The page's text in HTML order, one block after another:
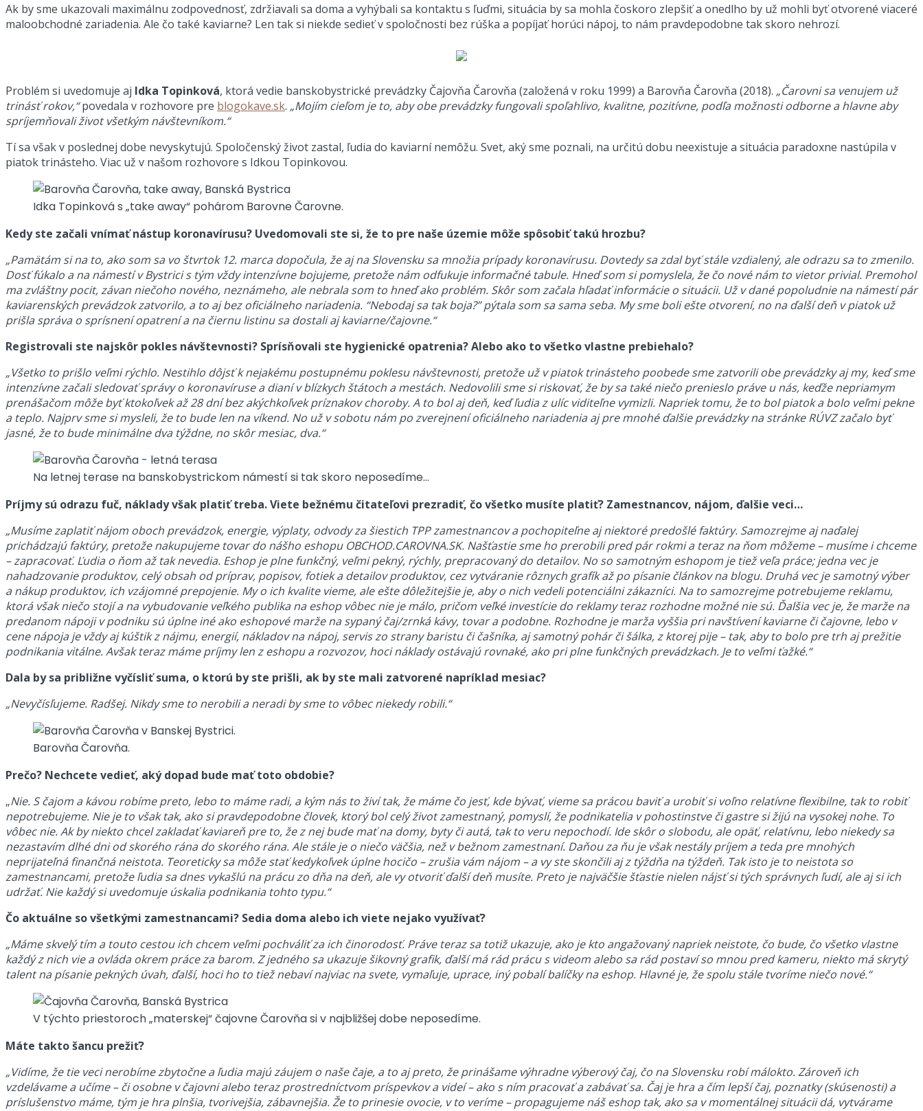
Ak by sme ukazovali maximálnu zodpovednosť, zdržiavali sa doma a vyhýbali sa kontaktu s ľuďmi, situácia by sa mohla čoskoro zlepšiť a onedlho by už mohli byť otvorené viaceré
maloobchodné zariadenia. Ale čo také kaviarne? Len tak si niekde sedieť v spoločnosti bez rúška a popíjať horúci nápoj, to nám pravdepodobne tak skoro nehrozí.
Problém si uvedomuje aj Idka Topinková, ktorá vedie banskobystrické prevádzky Čajovňa Čarovňa (založená v roku 1999) a Barovňa Čarovňa (2018). „Čarovni sa venujem už
trinásť rokov,“povedala v rozhovore pre blogokave.sk. „Mojím cieľom je to, aby obe prevádzky fungovali spoľahlivo, kvalitne, pozitívne, podľa možnosti odborne a hlavne aby
spríjemňovali život všetkým návštevníkom.“
Tí sa však v poslednej dobe nevyskytujú. Spoločenský život zastal, ľudia do kaviarní nemôžu. Svet, aký sme poznali, na určitú dobu neexistuje a situácia paradoxne nastúpila v
piatok trinásteho. Viac už v našom rozhovore s Idkou Topinkovou.
Idka Topinková s „take away“ pohárom Barovne Čarovne.
Kedy ste začali vnímať nástup koronavírusu? Uvedomovali ste si, že to pre naše územie môže spôsobiť takú hrozbu?
„Pamätám si na to, ako som sa vo štvrtok 12. marca dopočula, že aj na Slovensku sa množia prípady koronavírusu. Dovtedy sa zdal byť stále vzdialený, ale odrazu sa to zmenilo.
Dosť fúkalo a na námestí v Bystrici s tým vždy intenzívne bojujeme, pretože nám odfukuje informačné tabule. Hneď som si pomyslela, že čo nové nám to vietor privial. Premohol
ma zvláštny pocit, závan niečoho nového, neznámeho, ale nebrala som to hneď ako problém. Skôr som začala hľadať informácie o situácii. Už v dané popoludnie na námestí pár
kaviarenských prevádzok zatvorilo, a to aj bez oficiálneho nariadenia. “Nebodaj sa tak boja?” pýtala som sa sama seba. My sme boli ešte otvorení, no na ďalší deň v piatok už
prišla správa o sprísnení opatrení a na čiernu listinu sa dostali aj kaviarne/čajovne.“
Registrovali ste najskôr pokles návštevnosti? Sprísňovali ste hygienické opatrenia? Alebo ako to všetko vlastne prebiehalo?
„Všetko to prišlo veľmi rýchlo. Nestihlo dôjsť k nejakému postupnému poklesu návštevnosti, pretože už v piatok trinásteho poobede sme zatvorili obe prevádzky aj my, keď sme
intenzívne začali sledovať správy o koronavíruse a dianí v blízkych štátoch a mestách. Nedovolili sme si riskovať, že by sa také niečo prenieslo práve u nás, keďže nepriamym
prenášačom môže byť ktokoľvek až 28 dní bez akýchkoľvek príznakov choroby. A to bol aj deň, keď ľudia z ulíc viditeľne vymizli. Napriek tomu, že to bol piatok a bolo veľmi pekne
a teplo. Najprv sme si mysleli, že to bude len na víkend. No už v sobotu nám po zverejnení oficiálneho nariadenia aj pre mnohé ďalšie prevádzky na stránke RÚVZ začalo byť
jasné, že to bude minimálne dva týždne, no skôr mesiac, dva.“
Na letnej terase na banskobystrickom námestí si tak skoro neposedíme…
Príjmy sú odrazu fuč, náklady však platiť treba. Viete bežnému čitateľovi prezradiť, čo všetko musíte platiť? Zamestnancov, nájom, ďalšie veci…
„Musíme zaplatiť nájom oboch prevádzok, energie, výplaty, odvody za šiestich TPP zamestnancov a pochopiteľne aj niektoré predošlé faktúry. Samozrejme aj naďalej
prichádzajú faktúry, pretože nakupujeme tovar do nášho eshopu OBCHOD.CAROVNA.SK. Našťastie sme ho prerobili pred pár rokmi a teraz na ňom môžeme – musíme i chceme
– zapracovať. Ľudia o ňom až tak nevedia. Eshop je plne funkčný, veľmi pekný, rýchly, prepracovaný do detailov. No so samotným eshopom je tiež veľa práce; jedna vec je
nahadzovanie produktov, celý obsah od príprav, popisov, fotiek a detailov produktov, cez vytváranie rôznych grafík až po písanie článkov na blogu. Druhá vec je samotný výber
a nákup produktov, ich vzájomné prepojenie. My o ich kvalite vieme, ale ešte dôležitejšie je, aby o nich vedeli potenciálni zákazníci. Na to samozrejme potrebujeme reklamu,
ktorá však niečo stojí a na vybudovanie veľkého publika na eshop vôbec nie je málo, pričom veľké investície do reklamy teraz rozhodne možné nie sú. Ďalšia vec je, že marže na
predanom nápoji v podniku sú úplne iné ako eshopové marže na sypaný čaj/zrnká kávy, tovar a podobne. Rozhodne je marža vyššia pri navštívení kaviarne či čajovne, lebo v
cene nápoja je vždy aj kúštik z nájmu, energií, nákladov na nápoj, servis zo strany baristu či čašníka, aj samotný pohár či šálka, z ktorej pije – tak, aby to bolo pre trh aj prežitie
podnikania vitálne. Avšak teraz máme príjmy len z eshopu a rozvozov, hoci náklady ostávajú rovnaké, ako pri plne funkčných prevádzkach. Je to veľmi ťažké.“
Dala by sa približne vyčísliť suma, o ktorú by ste prišli, ak by ste mali zatvorené napríklad mesiac?
„Nevyčísľujeme. Radšej. Nikdy sme to nerobili a neradi by sme to vôbec niekedy robili.“
Barovňa Čarovňa.
Prečo? Nechcete vedieť, aký dopad bude mať toto obdobie?
„Nie. S čajom a kávou robíme preto, lebo to máme radi, a kým nás to živí tak, že máme čo jesť, kde bývať, vieme sa prácou baviť a urobiť si voľno relatívne flexibilne, tak to robiť
nepotrebujeme. Nie je to však tak, ako si pravdepodobne človek, ktorý bol celý život zamestnaný, pomyslí, že podnikatelia v pohostinstve či gastre si žijú na vysokej nohe. To
vôbec nie. Ak by niekto chcel zakladať kaviareň pre to, že z nej bude mať na domy, byty či autá, tak to veru nepochodí. Ide skôr o slobodu, ale opäť, relatívnu, lebo niekedy sa
nezastavím dlhé dni od skorého rána do skorého rána. Ale stále je o niečo väčšia, než v bežnom zamestnaní. Daňou za ňu je však nestály príjem a teda pre mnohých
neprijateľná finančná neistota. Teoreticky sa môže stať kedykoľvek úplne hocičo – zrušia vám nájom – a vy ste skončili aj z týždňa na týždeň. Tak isto je to neistota so
zamestnancami, pretože ľudia sa dnes vykašlú na prácu zo dňa na deň, ale vy otvoriť ďalší deň musíte. Preto je najväčšie šťastie nielen nájsť si tých správnych ľudí, ale aj si ich
udržať. Nie každý si uvedomuje úskalia podnikania tohto typu.“
Čo aktuálne so všetkými zamestnancami? Sedia doma alebo ich viete nejako využívať?
„Máme skvelý tím a touto cestou ich chcem veľmi pochváliť za ich činorodosť. Práve teraz sa totiž ukazuje, ako je kto angažovaný napriek neistote, čo bude, čo všetko vlastne
každý z nich vie a ovláda okrem práce za barom. Z jedného sa ukazuje šikovný grafik, ďalší má rád prácu s videom alebo sa rád postaví so mnou pred kameru, niekto má skrytý
talent na písanie pekných úvah, ďalší, hoci ho to tiež nebaví najviac na svete, vymaľuje, uprace, iný pobalí balíčky na eshop. Hlavné je, že spolu stále tvoríme niečo nové.“
V týchto priestoroch „materskej“ čajovne Čarovňa si v najbližšej dobe neposedíme.
Máte takto šancu prežiť?
„Vidíme, že tie veci nerobíme zbytočne a ľudia majú záujem o naše čaje, a to aj preto, že prinášame výhradne výberový čaj, čo na Slovensku robí málokto. Zároveň ich
vzdelávame a učíme – či osobne v čajovni alebo teraz prostredníctvom príspevkov a videí – ako s ním pracovať a zabávať sa. Čaj je hra a čím lepší čaj, poznatky (skúsenosti) a
príslušenstvo máme, tým je hra plnšia, tvorivejšia, zábavnejšia. Že to prinesie ovocie, v to veríme – propagujeme náš eshop tak, ako sa v momentálnej situácii dá, vytvárame